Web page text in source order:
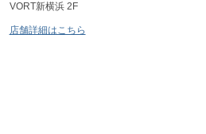
VORT新横浜 2F
店舗詳細はこちら